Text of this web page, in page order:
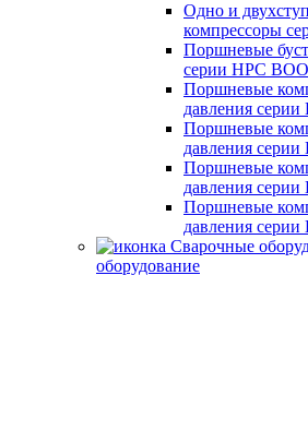
Одно и
компрессоры
Поршневые
серии HPC
Поршневые
давления
Поршневые
давления серии
Поршневые
давления серии
Поршневые
давления серии
оборудование